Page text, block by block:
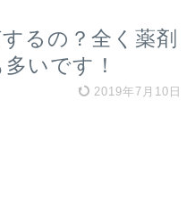
るの？全く薬剤
いです！
2019年7月10日